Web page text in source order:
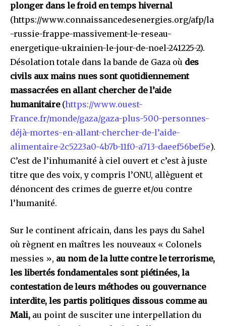
plonger dans le froid en temps hivernal
(https://www.connaissancedesenergies.org/afp/la
-russie-frappe-massivement-le-reseau-
energetique-ukrainien-le-jour-de-noel-241225-2).
Désolation totale dans la bande de Gaza où des
civils aux mains nues sont quotidiennement
massacrées en allant chercher de l’aide
humanitaire(https://www.ouest-
France.fr/monde/gaza/gaza-plus-500-personnes-
déjà-mortes-en-allant-chercher-de-l’aide-
alimentaire-2c5223a0-4b7b-11f0-a713-daeef56bef5e).
C’est de l’inhumanité à ciel ouvert et c’est à juste
titre que des voix, y compris l’ONU, allèguent et
dénoncent des crimes de guerre et/ou contre
l’humanité.
Sur le continent africain, dans les pays du Sahel
où règnent en maîtres les nouveaux « Colonels
messies », au nom de la lutte contre le terrorisme,
les libertés fondamentales sont piétinées, la
contestation de leurs méthodes ou gouvernance
interdite, les partis politiques dissous comme au
Mali, au point de susciter une interpellation du